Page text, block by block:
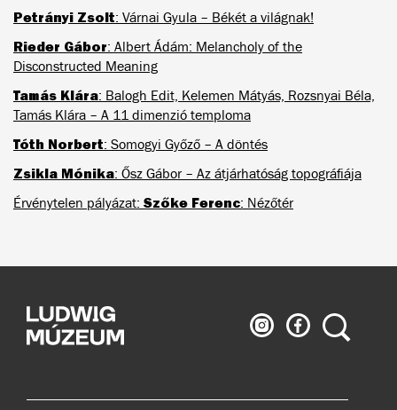
Petrányi Zsolt: Várnai Gyula – Békét a világnak!
Rieder Gábor: Albert Ádám: Melancholy of the
Disconstructed Meaning
Tamás Klára: Balogh Edit, Kelemen Mátyás, Rozsnyai Béla,
Tamás Klára – A 11 dimenzió temploma
Tóth Norbert: Somogyi Győző – A döntés
Zsikla Mónika: Ősz Gábor – Az átjárhatóság topográfiája
Érvénytelen pályázat: Szőke Ferenc: Nézőtér
Ludwig
Múzeum
Ludwig
Múzeum
Keresés